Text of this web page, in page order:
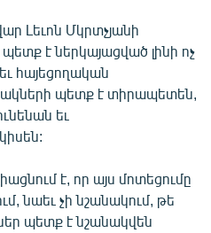
Լեւոն Մկրտչյանի
է ներկայացված լինի ոչ
հայեցողական
պետք է տիրապետեն,
եւ
է, որ այս մոտեցումը
նաեւ չի նշանակում, թե
պետք է նշանակվեն